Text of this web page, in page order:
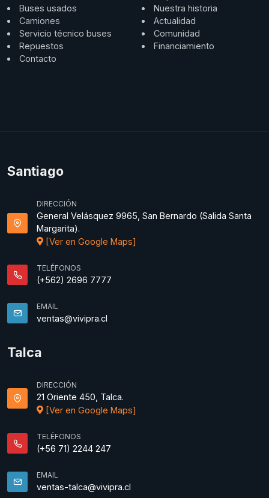
Buses usados
Camiones
Servicio técnico buses
Repuestos
Contacto
Nuestra historia
Actualidad
Comunidad
Financiamiento
Santiago
DIRECCIÓN
General Velásquez 9965, San Bernardo (Salida Santa
Margarita).
[Ver en Google Maps]
TELÉFONOS
(+562) 2696 7777
EMAIL
ventas@vivipra.cl
Talca
DIRECCIÓN
21 Oriente 450, Talca.
[Ver en Google Maps]
TELÉFONOS
(+56 71) 2244 247
EMAIL
ventas-talca@vivipra.cl